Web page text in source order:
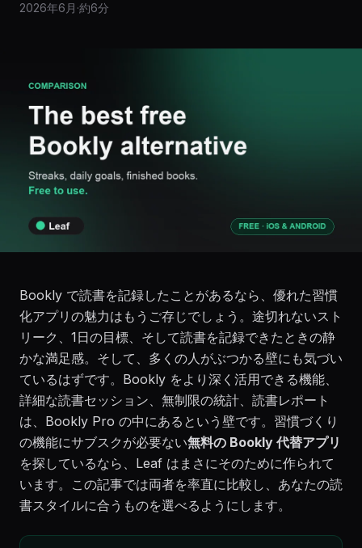
2026年6月 ·約6分
Bookly で読書を記録したことがあるなら、優れた習慣
化アプリの魅力はもうご存じでしょう。途切れないスト
リーク、1日の目標、そして読書を記録できたときの静
かな満足感。そして、多くの人がぶつかる壁にも気づい
ているはずです。Bookly をより深く活用できる機能、
詳細な読書セッション、無制限の統計、読書レポート
は、Bookly Pro の中にあるという壁です。習慣づくり
の機能にサブスクが必要ない無料の Bookly 代替アプリ
を探しているなら、Leaf はまさにそのために作られて
います。この記事では両者を率直に比較し、あなたの読
書スタイルに合うものを選べるようにします。